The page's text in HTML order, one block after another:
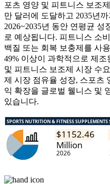
포츠 영양 및 피트니스 보조
만 달러에 도달하고 2035년
2026~2035년 동안 연평균 성
로 예상됩니다. 피트니스 소
백질 또는 회복 보충제를 사
49% 이상이 과학적으로 제
및 피트니스 보조제 시장 수
제 시장 점유율 성장, 스포츠
익 확장을 글로벌 웰니스 및
있습니다.